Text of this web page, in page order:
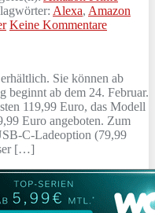
Alexa, Amazon
Keine Kommentare
Sie können ab
beginnt ab dem 24. Februar.
119,99 Euro, das Modell
Euro angeboten. Zum
C-Ladeoption (79,99
[…]